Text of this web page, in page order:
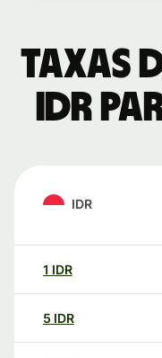
Taxas
IDR
IDR
1 IDR
5 IDR